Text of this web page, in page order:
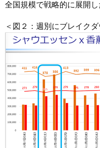
全国規模で戦略的に展開
＜図２：週別にブレイクダ